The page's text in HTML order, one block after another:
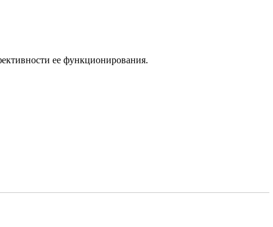
ее функционирования.